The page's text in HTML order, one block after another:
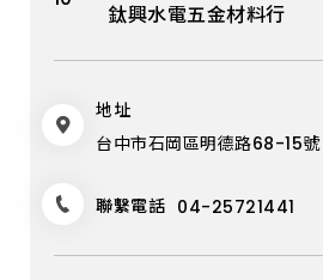
鈦興水電五金材料行
地址
台中市石岡區明德路68-15號
聯繫電話 04-25721441